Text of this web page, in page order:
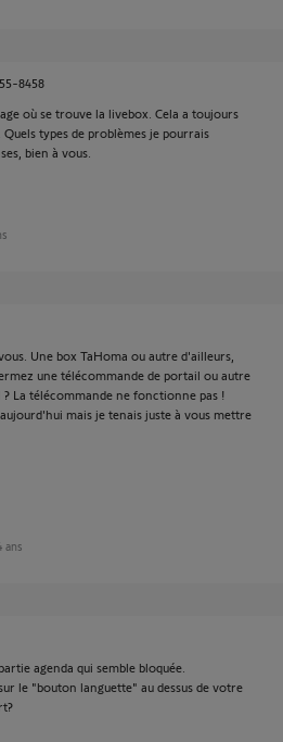
8458
où se trouve la livebox. Cela a toujours
types de problèmes je pourrais
bien à vous.
Une box TaHoma ou autre d'ailleurs,
une télécommande de portail ou autre
La télécommande ne fonctionne pas !
mais je tenais juste à vous mettre
ans
agenda qui semble bloquée.
le "bouton languette" au dessus de votre